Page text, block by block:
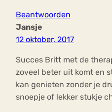
Beantwoorden
Jansje
12 oktober, 2017
Succes Britt met de
zoveel beter uit komt en
kan genieten zonder je
snoepje of lekker stukje